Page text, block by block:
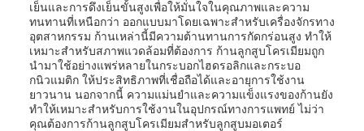
เย็นและการดึงเย็นขั้นสูงเพื่อให้มั่นใจในคุณภาพและความ
ทนทานที่เหนือกว่า ออกแบบมาโดยเฉพาะสำหรับเครื่องจักรทาง
อุตสาหกรรม ก้านเหล่านี้มีความต้านทานการกัดกร่อนสูง ทำให้
เหมาะสำหรับสภาพแวดล้อมที่ต้องการ ก้านลูกสูบโครเมียมถูก
นำมาใช้อย่างแพร่หลายในกระบอกไฮดรอลิกและกระบอ
กนิวแมติก ให้ประสิทธิภาพที่เชื่อถือได้และอายุการใช้งาน
ยาวนาน นอกจากนี้ ความแม่นยำและความแข็งแรงของก้านยัง
ทำให้เหมาะสำหรับการใช้งานในอุปกรณ์ทางการแพทย์ ไม่ว่า
คุณต้องการก้านลูกสูบโครเมียมสำหรับลูกสูบมอเตอร์